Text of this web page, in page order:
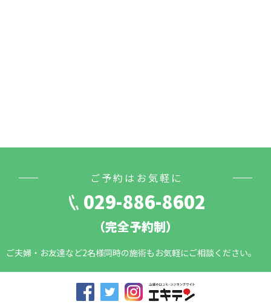
ご予約はお気軽に
029-886-8602
（完全予約制）
ご夫婦・お友達など2名様同時の施術もお気軽にご相談ください。